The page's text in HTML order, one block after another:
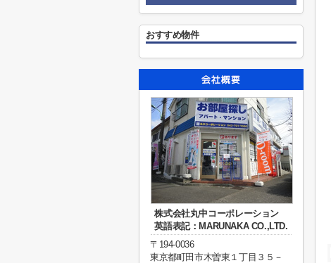
おすすめ物件
株式会社丸中コーポレーション
英語表記：MARUNAKA CO.,LTD.
〒194-0036
東京都町田市木曽東１丁目３５－